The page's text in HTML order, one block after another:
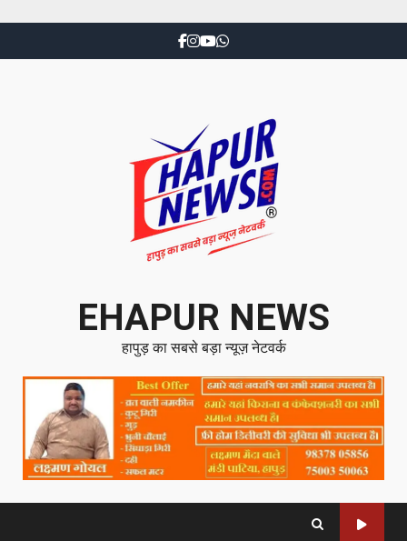
EHAPUR NEWS
हापुड़ का सबसे बड़ा न्यूज़ नेटवर्क